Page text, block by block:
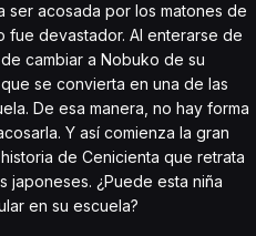
ser acosada por los matones de
fue devastador. Al enterarse de
cambiar a Nobuko de su
se convierta en una de las
De esa manera, no hay forma
Y así comienza la gran
de Cenicienta que retrata
japoneses. ¿Puede esta niña
en su escuela?